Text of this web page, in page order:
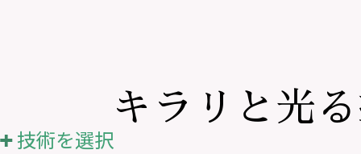
キラリと光
技術を選択